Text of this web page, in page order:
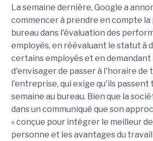
La semaine dernière, Google a
commencer à prendre en compte la
bureau dans l'évaluation des
employés, en réévaluant le statut à
certains employés et en demandant
d'envisager de passer à l'horaire de
l'entreprise, qui exige qu'ils passent
semaine au bureau. Bien que la
dans un communiqué que son
« conçue pour intégrer le meilleur
personne et les avantages du